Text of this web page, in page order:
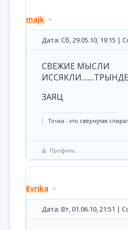
majk
Дата: Сб, 29.05.10, 19:15 |
СВЕЖИЕ МЫСЛИ
ЗАЯЦ
Точка - это свёрнутая
Профиль
Evrika
Дата: Вт, 01.06.10, 21:51 |